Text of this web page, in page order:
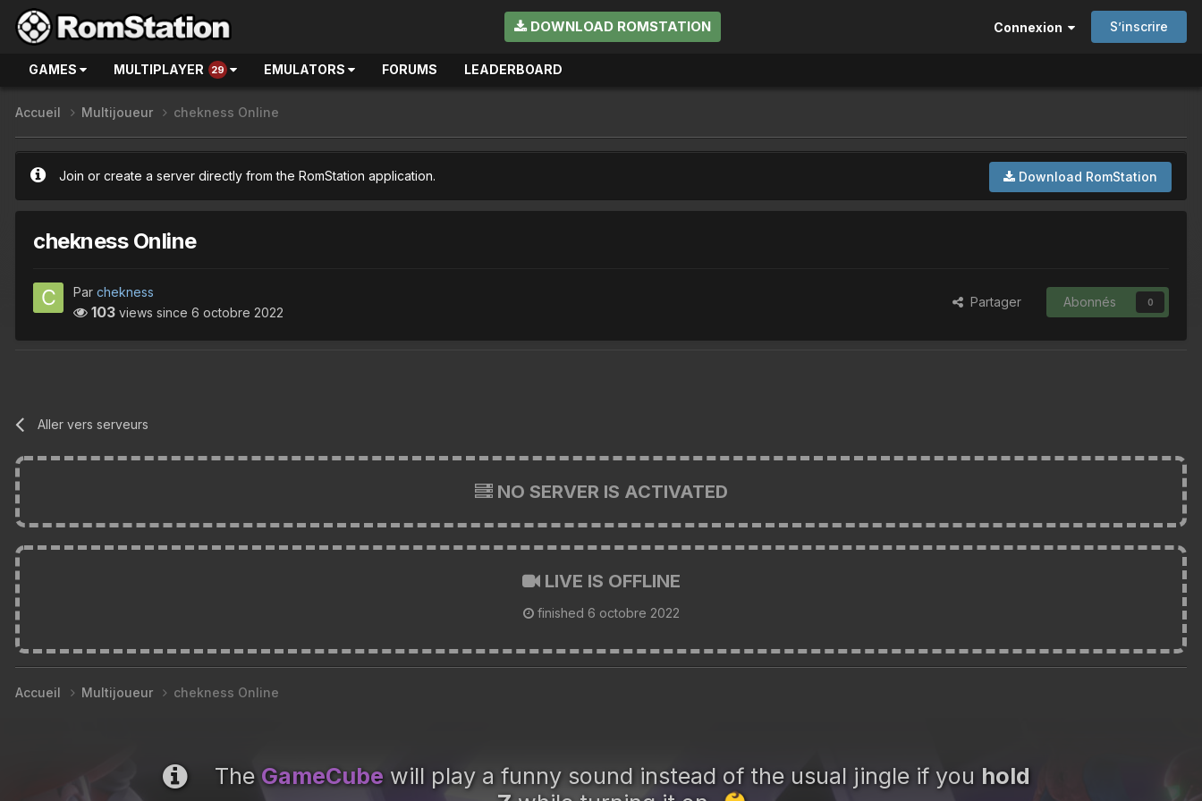
DOWNLOAD ROMSTATION Connexion S’inscrire
GAMES MULTIPLAYER 29 EMULATORS FORUMS LEADERBOARD
Accueil Multijoueur chekness Online
Download RomStation
Join or create a server directly from the RomStation application.
chekness Online
Par chekness
103 views since 6 octobre 2022
Partager Abonnés 0
Aller vers serveurs
NO SERVER IS ACTIVATED
LIVE IS OFFLINE
finished 6 octobre 2022
Accueil Multijoueur chekness Online
The GameCube will play a funny sound instead of the usual jingle if you hold